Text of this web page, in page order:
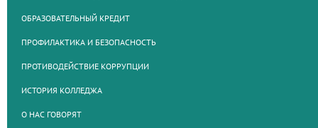
ОБРАЗОВАТЕЛЬНЫЙ КРЕДИТ
ПРОФИЛАКТИКА И БЕЗОПАСНОСТЬ
ПРОТИВОДЕЙСТВИЕ КОРРУПЦИИ
ИСТОРИЯ КОЛЛЕДЖА
О НАС ГОВОРЯТ